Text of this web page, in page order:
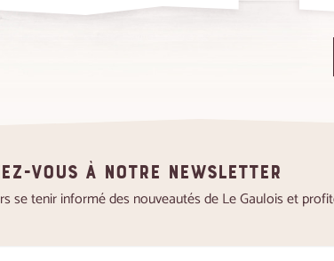
vous à notre newsletter
se tenir informé des nouveautés de Le Gaulois et